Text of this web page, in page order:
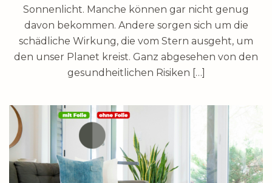
Sonnenlicht. Manche können gar nicht genug
davon bekommen. Andere sorgen sich um die
schädliche Wirkung, die vom Stern ausgeht, um
den unser Planet kreist. Ganz abgesehen von den
gesundheitlichen Risiken […]